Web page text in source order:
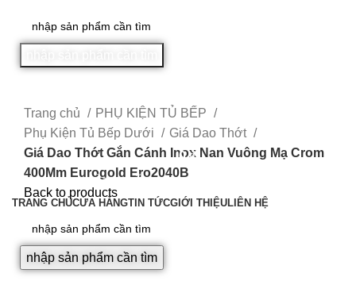
0₫
DANH MỤC SẢN PHẨM
TRANG CHỦCỬA HÀNGTIN TỨCGIỚI THIỆULIÊN HỆ
nhập sản phẩm cần tìm
Trang chủ
PHỤ KIỆN TỦ BẾP
Phụ Kiện Tủ Bếp Dưới
Giá Dao Thớt
Giá Dao Thớt Gắn Cánh Inox Nan Vuông Mạ Crom
400Mm Eurogold Ero2040B
Back to products
Click to enlarge